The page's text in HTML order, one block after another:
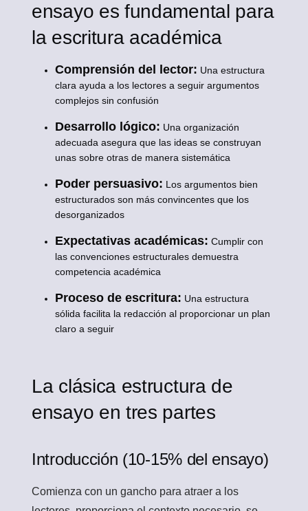
ensayo es fundamental para
la escritura académica
Comprensión del lector: Una estructura
clara ayuda a los lectores a seguir argumentos
complejos sin confusión
Desarrollo lógico: Una organización
adecuada asegura que las ideas se construyan
unas sobre otras de manera sistemática
Poder persuasivo: Los argumentos bien
estructurados son más convincentes que los
desorganizados
Expectativas académicas: Cumplir con
las convenciones estructurales demuestra
competencia académica
Proceso de escritura: Una estructura
sólida facilita la redacción al proporcionar un plan
claro a seguir
La clásica estructura de
ensayo en tres partes
Introducción (10-15% del ensayo)
Comienza con un gancho para atraer a los